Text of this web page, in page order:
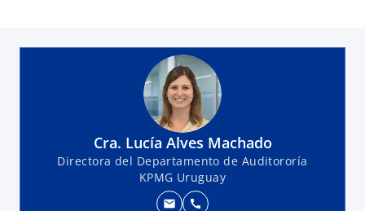
Cra. Lucía Alves Machado
Directora del Departamento de Auditororía
KPMG Uruguay
mail call